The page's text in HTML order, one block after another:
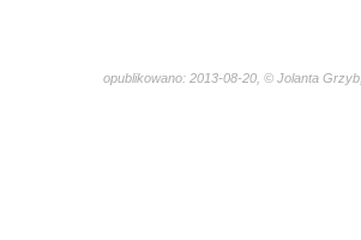
opublikowano: 2013-08-20, © Jolanta Grzyb,